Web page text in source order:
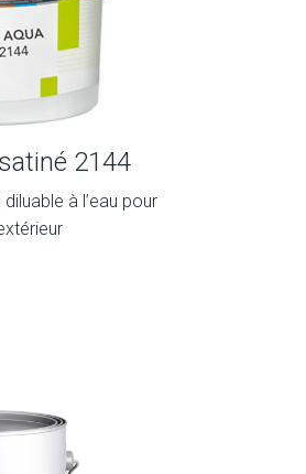
2144
à l’eau pour